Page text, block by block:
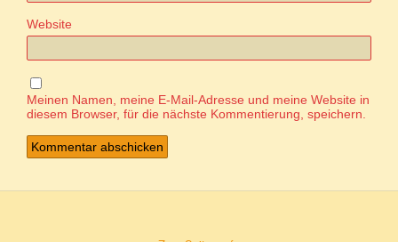
Website
Meinen Namen, meine E-Mail-Adresse und meine Website in
diesem Browser, für die nächste Kommentierung, speichern.